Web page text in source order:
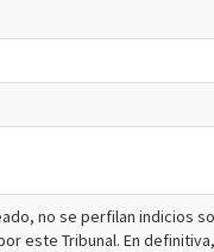
no se perfilan indicios
este Tribunal. En